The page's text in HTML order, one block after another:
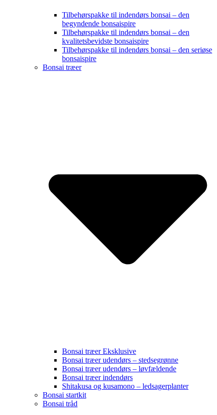
Tilbehørspakke til indendørs bonsai – den
begyndende bonsaispire
Tilbehørspakke til indendørs bonsai – den
kvalitetsbevidste bonsaispire
Tilbehørspakke til indendørs bonsai – den seriøse
bonsaispire
Bonsai træer
Bonsai træer Eksklusive
Bonsai træer udendørs – stedsegrønne
Bonsai træer udendørs – løvfældende
Bonsai træer indendørs
Shitakusa og kusamono – ledsagerplanter
Bonsai startkit
Bonsai tråd